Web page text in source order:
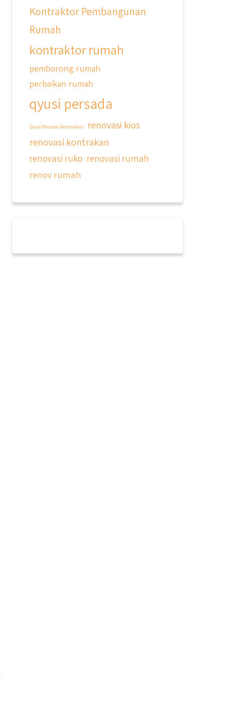
Kontraktor Pembangunan
Rumah
kontraktor rumah
pemborong rumah
perbaikan rumah
qyusi persada
Qyusi Persada Kontraktor
renovasi kios
renovasi kontrakan
renovasi ruko renovasi rumah
renov rumah